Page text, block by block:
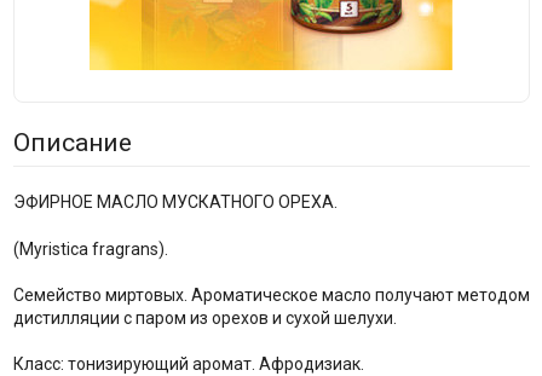
Описание
ЭФИРНОЕ МАСЛО МУСКАТНОГО ОРЕХА.
(Myristica fragrans).
Семейство миртовых. Ароматическое масло получают методом
дистилляции с паром из орехов и сухой шелухи.
Класс: тонизирующий аромат. Афродизиак.